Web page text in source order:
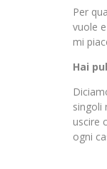
Per
vuole
mi
Hai
singoli
uscire
ogni